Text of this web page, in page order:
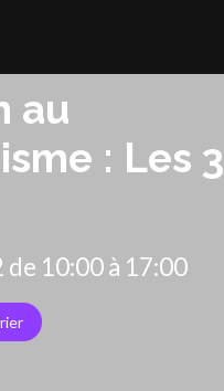
au
: Les 3
de 10:00à 17:00